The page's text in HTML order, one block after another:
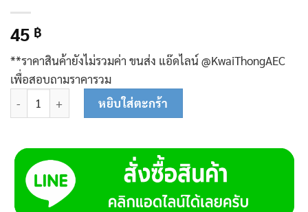
45 ฿
**ราคาสินค้ายังไม่รวมค่า ขนส่ง แอ๊ดไลน์ @KwaiThongAEC
เพื่อสอบถามราคารวม
จำนวน ถาดพ่นเมล็ด 26-0210 ชิ้น
หยิบใส่ตะกร้า